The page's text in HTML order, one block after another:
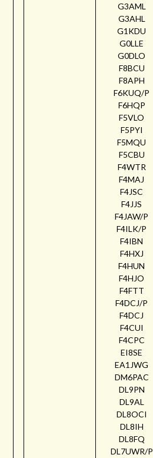
G3AML
G3AHL
G1KDU
G0LLE
G0DLO
F8BCU
F8APH
F6KUQ/P
F6HQP
F5VLO
F5PYI
F5MQU
F5CBU
F4WTR
F4MAJ
F4JSC
F4JJS
F4JAW/P
F4ILK/P
F4IBN
F4HXJ
F4HUN
F4HJO
F4FTT
F4DCJ/P
F4DCJ
F4CUI
F4CPC
EI8SE
EA1JWG
DM6PAC
DL9PN
DL9AL
DL8OCI
DL8IH
DL8FQ
DL7UWR/P